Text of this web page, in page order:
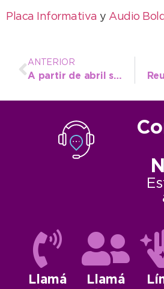
Placa Informativa y Audio
ANTERIOR
A partir de abril se brindarán clases de atletismo en la Plaza “Hipólito Yrigoyen”
Llamá
Llamá